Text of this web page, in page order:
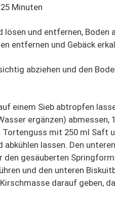
Minuten
lösen und entfernen,
entfernen und Gebäck
abziehen und den
einem Sieb abtropfen
ergänzen)
mit 250 ml Saft
abkühlen lassen. Den
den gesäuberten
und den unteren
darauf geben,